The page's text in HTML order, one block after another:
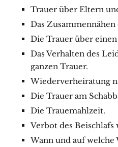
Trauer über Eltern
Das Zusammennähen
Die Trauer über
Das Verhalten des
ganzen Trauer.
Wiederverheiratung
Die Trauer am
Die Trauemahlzeit.
Verbot des Beischlafs
Wann und auf welche